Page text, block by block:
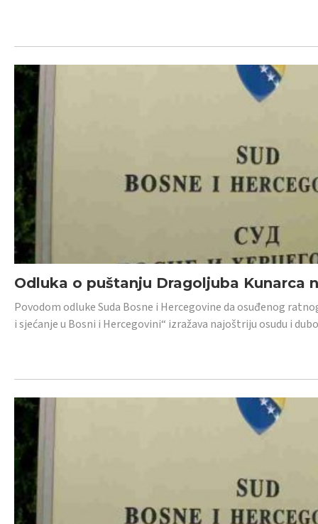
Odluka o puštanju Dragoljuba Kunarca
Povodom odluke Suda Bosne i Hercegovine da osuđenog
i sjećanje u Bosni i Hercegovini“ izražava najoštriju osudu i